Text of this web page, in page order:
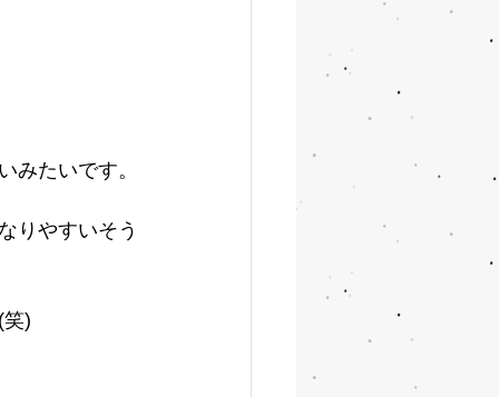
みたいです。
りやすいそう
)